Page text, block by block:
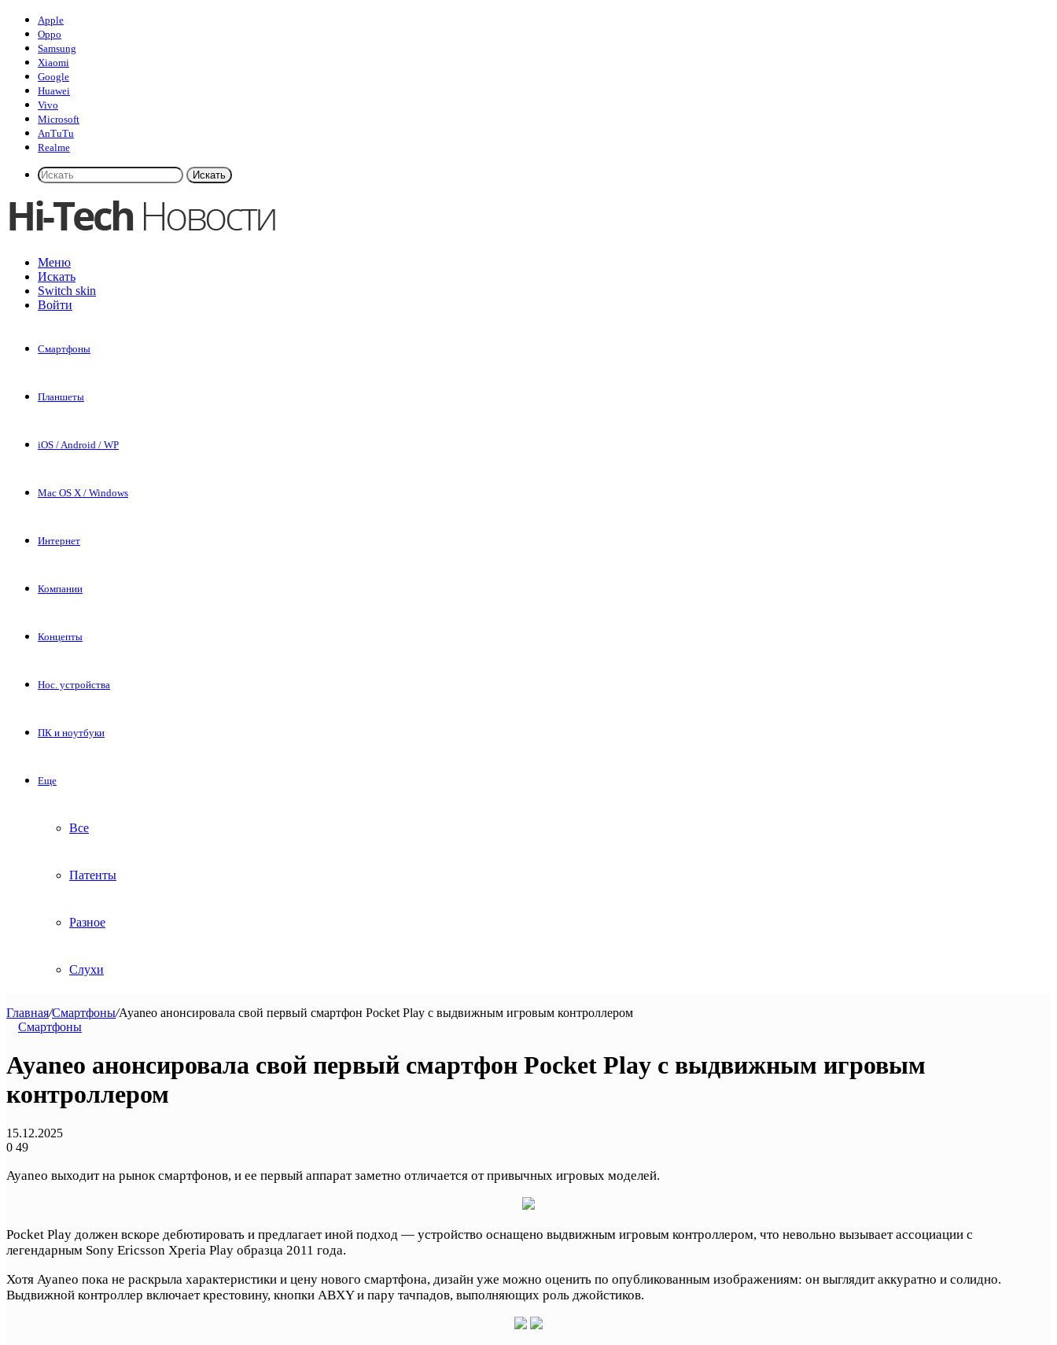
Apple
Oppo
Samsung
Xiaomi
Google
Huawei
Vivo
Microsoft
AnTuTu
Realme
Искать
Меню
Искать
Switch skin
Войти
Смартфоны
Планшеты
iOS / Android / WP
Mac OS X / Windows
Интернет
Компании
Концепты
Нос. устройства
ПК и ноутбуки
Еще
Все
Патенты
Разное
Слухи
Главная/Смартфоны/Ayaneo анонсировала свой первый смартфон Pocket Play с выдвижным игровым контроллером
Смартфоны
Ayaneo анонсировала свой первый смартфон Pocket Play с выдвижным игровым
контроллером
15.12.2025
0 49
Ayaneo выходит на рынок смартфонов, и ее первый аппарат заметно отличается от привычных игровых моделей.
Pocket Play должен вскоре дебютировать и предлагает иной подход — устройство оснащено выдвижным игровым контроллером, что невольно вызывает ассоциации с
легендарным Sony Ericsson Xperia Play образца 2011 года.
Хотя Ayaneo пока не раскрыла характеристики и цену нового смартфона, дизайн уже можно оценить по опубликованным изображениям: он выглядит аккуратно и солидно.
Выдвижной контроллер включает крестовину, кнопки ABXY и пару тачпадов, выполняющих роль джойстиков.